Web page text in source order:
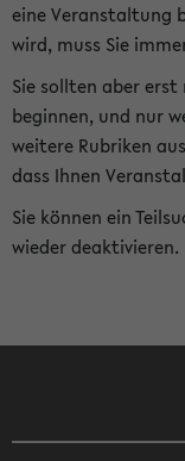
eine Veranstaltung
wird, muss Sie
Sie sollten aber
beginnen, und nur
weitere Rubriken
dass Ihnen
Sie können ein
wieder deaktivieren.